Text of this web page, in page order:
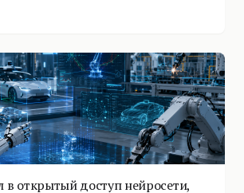
открытый доступ нейросети,